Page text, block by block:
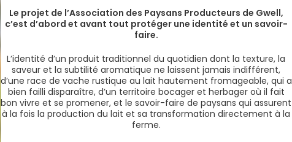
Le projet de l’Association des Paysans Producteurs de Gwell,
c’est d’abord et avant tout protéger une identité et un savoir-
faire.
L’identité d’un produit traditionnel du quotidien dont la texture, la
saveur et la subtilité aromatique ne laissent jamais indifférent,
d’une race de vache rustique au lait hautement fromageable, qui a
bien failli disparaître, d’un territoire bocager et herbager où il fait
bon vivre et se promener, et le savoir-faire de paysans qui assurent
à la fois la production du lait et sa transformation directement à la
ferme.